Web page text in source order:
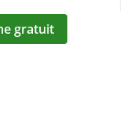
gratuit